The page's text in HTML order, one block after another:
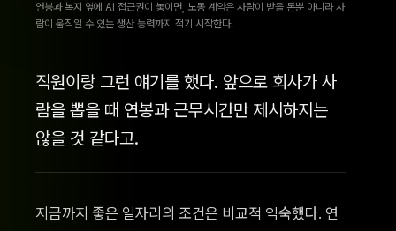
연봉과 복지 옆에 AI 접근권이 놓이면, 노동 계약은 사람이 받을 돈뿐 아니라 사
람이 움직일 수 있는 생산 능력까지 적기 시작한다.
직원이랑 그런 얘기를 했다. 앞으로 회사가 사
람을 뽑을 때 연봉과 근무시간만 제시하지는
않을 것 같다고.
지금까지 좋은 일자리의 조건은 비교적 익숙했다. 연